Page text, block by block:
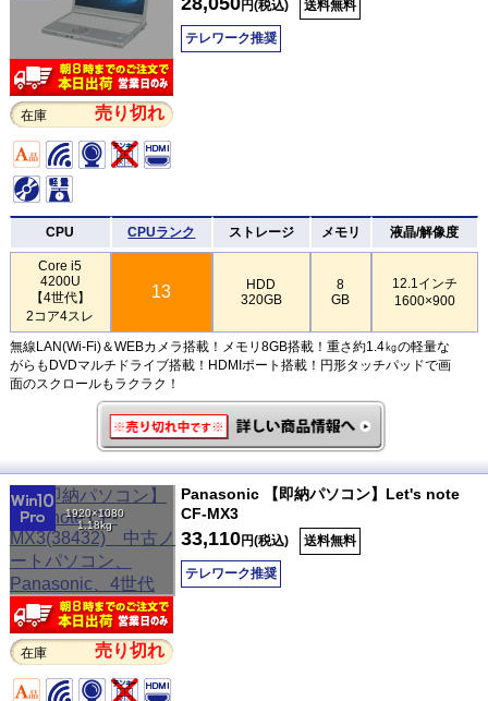
在庫 売り切れ
円(税込) 送料無料
テレワーク推奨
CPU CPUランク ストレージ メモリ 液晶/解像度
Core i5
4200U
【4世代】
2コア4スレ
13
HDD
320GB
8
GB
12.1インチ
1600×900
無線LAN(Wi-Fi)＆WEBカメラ搭載！メモリ8GB搭載！重さ約1.4㎏の軽量な
がらもDVDマルチドライブ搭載！HDMIポート搭載！円形タッチパッドで画
面のスクロールもラクラク！
1920×1080
1.18kg
在庫 売り切れ
Panasonic 【即納パソコン】Let's note
CF-MX3
33,110円(税込) 送料無料
テレワーク推奨